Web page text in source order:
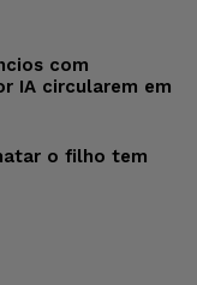
com
IA circularem em
o filho tem